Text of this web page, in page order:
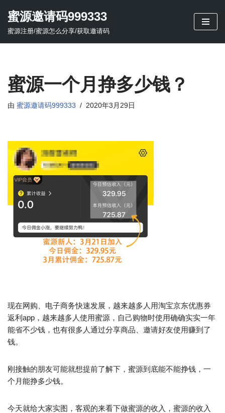
跳
蜜源邀请码999333
蜜源注册/蜜源怎么分享/获取邀请码
蜜源一个月挣多少钱？
由 蜜源邀请码999333 2020年3月29日
现在网购、电子商务快速发展，越来越多人用淘宝京东优惠券
返利app，越来越多人使用蜜源，自己购物时使用确确实实一年
能省不少钱，也有很多人通过分享商品、邀请好友使用赚到了
钱。
刚接触的朋友可能就想提前了解下，蜜源到底能不能挣钱，一
个月能挣多少钱。
今天就给大家实图，客观的来看下做蜜源的收入，蜜源的收入